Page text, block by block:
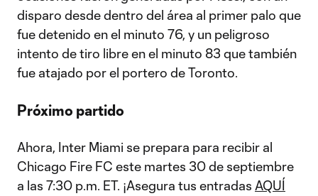
disparo desde dentro del área al primer palo que
fue detenido en el minuto 76, y un peligroso
intento de tiro libre en el minuto 83 que también
fue atajado por el portero de Toronto.
Próximo partido
Ahora, Inter Miami se prepara para recibir al
Chicago Fire FC este martes 30 de septiembre
a las 7:30 p.m. ET. ¡Asegura tus entradas AQUÍ